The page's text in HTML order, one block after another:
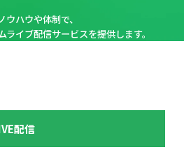
ハウや体制で、
イブ配信サービスを提供します。
配信